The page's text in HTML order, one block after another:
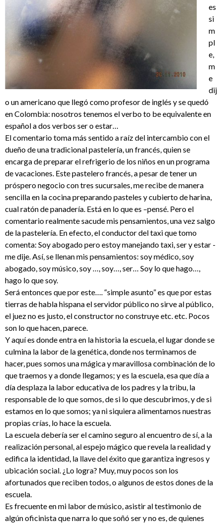
es
si
m
pl
e,
m
e
dij
o un americano que llegó como profesor de inglés y se quedó
en Colombia: nosotros tenemos el verbo to be equivalente en
español a dos verbos ser o estar…
El comentario toma más sentido a raíz del intercambio con el
dueño de una tradicional pastelería, un francés, quien se
encarga de preparar el refrigerio de los niños en un programa
de vacaciones. Este pastelero francés, a pesar de tener un
próspero negocio con tres sucursales, me recibe de manera
sencilla en la cocina preparando pasteles y cubierto de harina,
cual ratón de panadería. Está en lo que es –pensé. Pero el
comentario realmente sacude mis pensamientos, una vez salgo
de la pastelería. En efecto, el conductor del taxi que tomo
comenta: Soy abogado pero estoy manejando taxi, ser y estar -
me dije. Así, se llenan mis pensamientos: soy médico, soy
abogado, soy músico, soy …, soy…, ser… Soy lo que hago…,
hago lo que soy.
Será entonces que por este…. “simple asunto” es que por estas
tierras de habla hispana el servidor público no sirve al público,
el juez no es justo, el constructor no construye etc. etc. Pocos
son lo que hacen, parece.
Y aquí es donde entra en la historia la escuela, el lugar donde se
culmina la labor de la genética, donde nos terminamos de
hacer, pues somos una mágica y maravillosa combinación de lo
que traemos y a donde llegamos; y es la escuela, esa que día a
día desplaza la labor educativa de los padres y la tribu, la
responsable de lo que somos, de si lo que descubrimos, y de si
estamos en lo que somos; ya ni siquiera alimentamos nuestras
propias crías, lo hace la escuela.
La escuela debería ser el camino seguro al encuentro de sí, a la
realización personal, al espejo mágico que revela la realidad y
edifica la identidad, la llave del éxito que garantiza ingresos y
ubicación social. ¿Lo logra? Muy, muy pocos son los
afortunados que reciben todos, o algunos de estos dones de la
escuela.
Es frecuente en mi labor de músico, asistir al testimonio de
algún oficinista que narra lo que soñó ser y no es, de quienes